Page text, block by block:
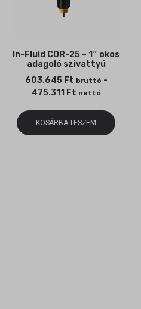
In-Fluid CDR-25 – 1″ okos
adagoló szivattyú
603.645 Ft bruttó -
475.311 Ft nettó
KOSÁRBA TESZEM